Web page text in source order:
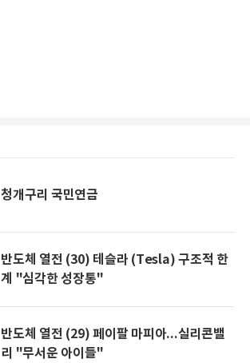
청개구리 국민연금
반도체 열전 (30) 테슬라 (Tesla) 구조적 한
계 "심각한 성장통"
반도체 열전 (29) 페이팔 마피아...실리콘밸
리 "무서운 아이들"